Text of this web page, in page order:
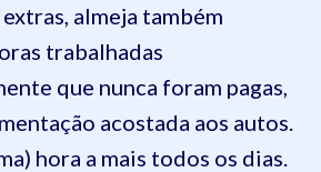
almeja também
trabalhadas
que nunca foram pagas,
acostada aos autos.
hora a mais todos os dias.